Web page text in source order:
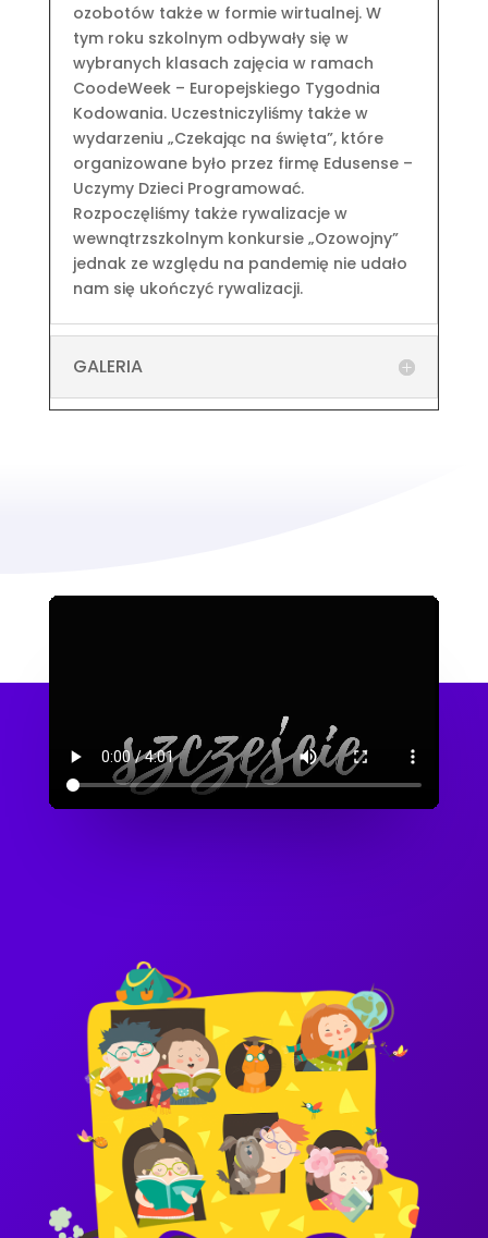
ozobotów także w formie wirtualnej. W
tym roku szkolnym odbywały się w
wybranych klasach zajęcia w ramach
CoodeWeek – Europejskiego Tygodnia
Kodowania. Uczestniczyliśmy także w
wydarzeniu „Czekając na święta”, które
organizowane było przez firmę Edusense –
Uczymy Dzieci Programować.
Rozpoczęliśmy także rywalizacje w
wewnątrzszkolnym konkursie „Ozowojny”
jednak ze względu na pandemię nie udało
nam się ukończyć rywalizacji.
GALERIA